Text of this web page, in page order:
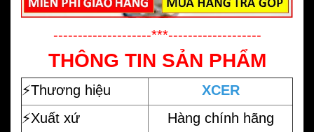
--------------------***-------------------
THÔNG TIN SẢN PHẨM
⚡️Thương hiệu
XCER
⚡️Xuất xứ
Hàng chính hãng